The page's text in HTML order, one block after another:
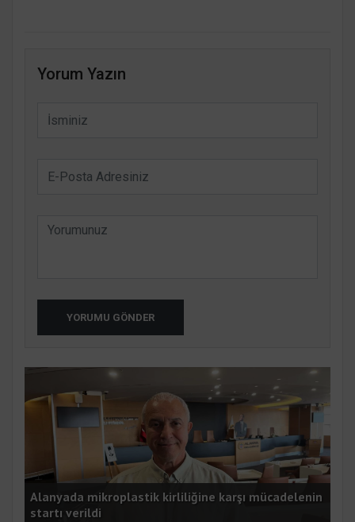
Yorum Yazın
YORUMU GÖNDER
Alanyada mikroplastik kirliliğine karşı mücadelenin
startı verildi